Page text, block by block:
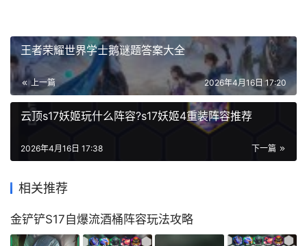
王者荣耀世界学士鹅谜题答案大全
上一篇 2026年4月16日 17:20
云顶s17妖姬玩什么阵容?s17妖姬4重装阵容推荐
下一篇
2026年4月16日 17:38
相关推荐
金铲铲S17自爆流酒桶阵容玩法攻略